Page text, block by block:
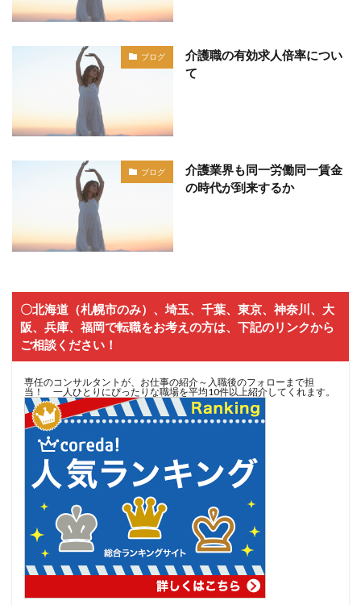
ブログ
介護職の有効求人倍率につい
て
ブログ
介護業界も同一労働同一賃金
の時代が到来するか
〇北海道（札幌市のみ）、埼玉、千葉、東京、神奈川、大
阪、兵庫、福岡で転職をお考えの方は、下記のリンクから
ご相談ください！
専任のコンサルタントが、お仕事の紹介～入職後のフォローまで担
当！ 一人ひとりにぴったりな職場を平均10件以上紹介してくれます。